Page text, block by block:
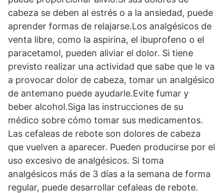
cabeza se deben al estrés o a la ansiedad, puede
aprender formas de relajarse.Los analgésicos de
venta libre, como la aspirina, el ibuprofeno o el
paracetamol, pueden aliviar el dolor. Si tiene
previsto realizar una actividad que sabe que le va
a provocar dolor de cabeza, tomar un analgésico
de antemano puede ayudarle.Evite fumar y
beber alcohol.Siga las instrucciones de su
médico sobre cómo tomar sus medicamentos.
Las cefaleas de rebote son dolores de cabeza
que vuelven a aparecer. Pueden producirse por el
uso excesivo de analgésicos. Si toma
analgésicos más de 3 días a la semana de forma
regular, puede desarrollar cefaleas de rebote.